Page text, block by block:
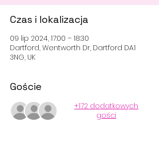
Czas i lokalizacja
09 lip 2024, 17:00 – 18:30
Dartford, Wentworth Dr, Dartford DA1
3NG, UK
Goście
+172 dodatkowych
gości